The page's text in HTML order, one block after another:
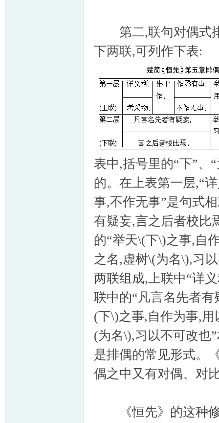
第二,联句对偶式排
下两联,可列作下表:
表中,括号里的“下”、
的。在上表第一层,“
事,不作无事”是句式
有疑妄,言之后者校比
的“举天\(下\)之事,自
之名,虚树\(为名\),习
两联组成,上联中“详
联中的“凡言名先者
(下\)之事,自作为事,
(为名\),习以不可改也
是排偶的常见形式。
偶之中又有对偶、对
《恒先》的这种修